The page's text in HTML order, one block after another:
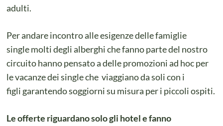
adulti.
Per andare incontro alle esigenze delle famiglie
single molti degli alberghi che fanno parte del nostro
circuito hanno pensato a delle promozioni ad hoc per
le vacanze dei single che viaggiano da soli con i
figli garantendo soggiorni su misura per i piccoli ospiti.
Le offerte riguardano solo gli hotel e fanno